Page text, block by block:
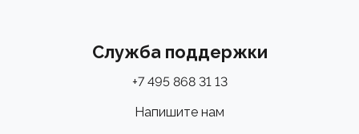
Служба поддержки
+7 495 868 31 13
Напишите нам